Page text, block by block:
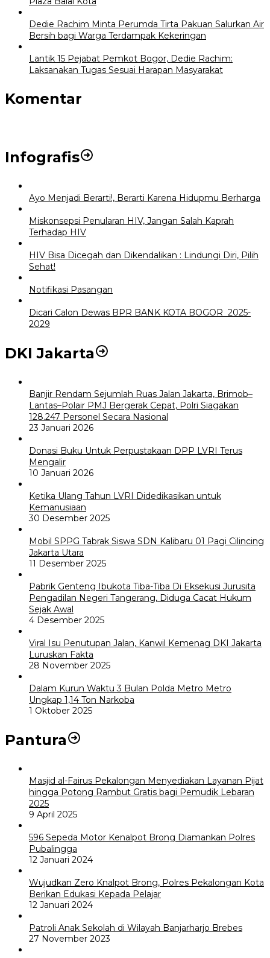
Dedie Rachim Minta Perumda Tirta Pakuan Salurkan Air
Bersih bagi Warga Terdampak Kekeringan
Lantik 15 Pejabat Pemkot Bogor, Dedie Rachim:
Laksanakan Tugas Sesuai Harapan Masyarakat
Komentar
Infografis
Ayo Menjadi Berarti!, Berarti Karena Hidupmu Berharga
Miskonsepsi Penularan HIV, Jangan Salah Kaprah
Terhadap HIV
HIV Bisa Dicegah dan Dikendalikan : Lindungi Diri, Pilih
Sehat!
Notifikasi Pasangan
Dicari Calon Dewas BPR BANK KOTA BOGOR 2025-
2029
DKI Jakarta
Banjir Rendam Sejumlah Ruas Jalan Jakarta, Brimob–
Lantas–Polair PMJ Bergerak Cepat, Polri Siagakan
128.247 Personel Secara Nasional
23 Januari 2026
Donasi Buku Untuk Perpustakaan DPP LVRI Terus
Mengalir
10 Januari 2026
Ketika Ulang Tahun LVRI Didedikasikan untuk
Kemanusiaan
30 Desember 2025
Mobil SPPG Tabrak Siswa SDN Kalibaru 01 Pagi Cilincing
Jakarta Utara
11 Desember 2025
Pabrik Genteng Ibukota Tiba-Tiba Di Eksekusi Jurusita
Pengadilan Negeri Tangerang, Diduga Cacat Hukum
Sejak Awal
4 Desember 2025
Viral Isu Penutupan Jalan, Kanwil Kemenag DKI Jakarta
Luruskan Fakta
28 November 2025
Dalam Kurun Waktu 3 Bulan Polda Metro Metro
Ungkap 1,14 Ton Narkoba
1 Oktober 2025
Pantura
Masjid al-Fairus Pekalongan Menyediakan Layanan Pijat
hingga Potong Rambut Gratis bagi Pemudik Lebaran
2025
9 April 2025
596 Sepeda Motor Kenalpot Brong Diamankan Polres
Pubalingga
12 Januari 2024
Wujudkan Zero Knalpot Brong, Polres Pekalongan Kota
Berikan Edukasi Kepada Pelajar
12 Januari 2024
Patroli Anak Sekolah di Wilayah Banjarharjo Brebes
27 November 2023